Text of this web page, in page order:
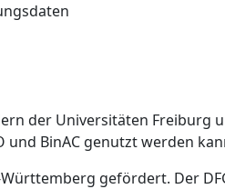
der Universitäten Freiburg
und BinAC genutzt werden
gefördert. Der